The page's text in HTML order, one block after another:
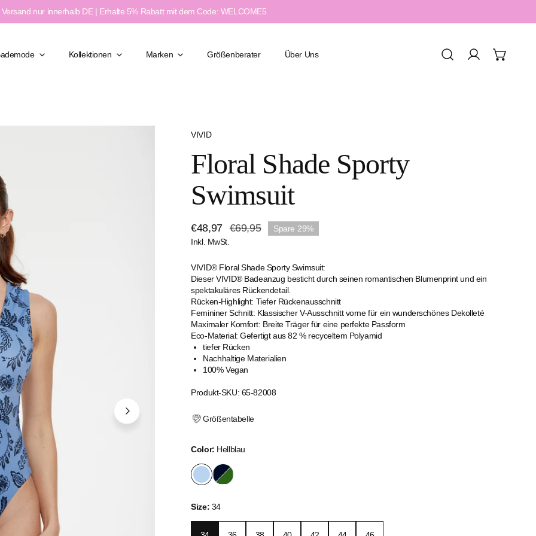
Versand nur innerhalb DE | Erhalte 5% Rabatt mit dem Code: WELCOME5
Spa & Wellness
Sport & Aquafitness
Kollektionen Marken Größenberater Über Uns Einloggen
VIVID
Floral Shade Sporty
Swimsuit
Verkaufspreis
€48,97
Regulärer
Preis
€69,95 Spare 29%
Inkl. MwSt.
VIVID® Floral Shade Sporty Swimsuit:
Dieser VIVID® Badeanzug besticht durch seinen romantischen Blumenprint und ein
spektakuläres Rückendetail.
Rücken-Highlight: Tiefer Rückenausschnitt
Femininer Schnitt: Klassischer V-Ausschnitt vorne für ein wunderschönes Dekolleté
Maximaler Komfort: Breite Träger für eine perfekte Passform
Eco-Material: Gefertigt aus 82 % recyceltem Polyamid
tiefer Rücken
Nachhaltige Materialien
100% Vegan
Produkt-SKU: 65-82008
Größentabelle
Color: Hellblau
Size: 34